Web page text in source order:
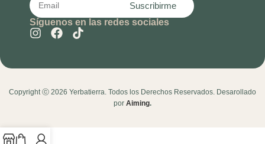
Suscribirme
Síguenos en las redes sociales
Copyright ⓒ 2026 Yerbatierra. Todos los Derechos Reservados. Desarollado
por Aiming.